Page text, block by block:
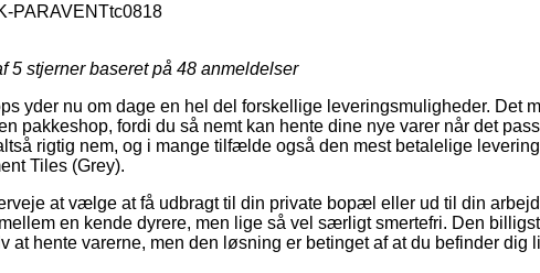
PARAVENTtc0818
5 stjerner baseret på 48 anmeldelser
yder nu om dage en hel del forskellige leveringsmuligheder. Det
pakkeshop, fordi du så nemt kan hente dine nye varer når det
rigtig nem, og i mange tilfælde også den mest betalelige
Tiles (Grey).
at vælge at få udbragt til din private bopæl eller ud til din
en kende dyrere, men lige så vel særligt smertefri. Den
at hente varerne, men den løsning er betinget af at du befinder dig